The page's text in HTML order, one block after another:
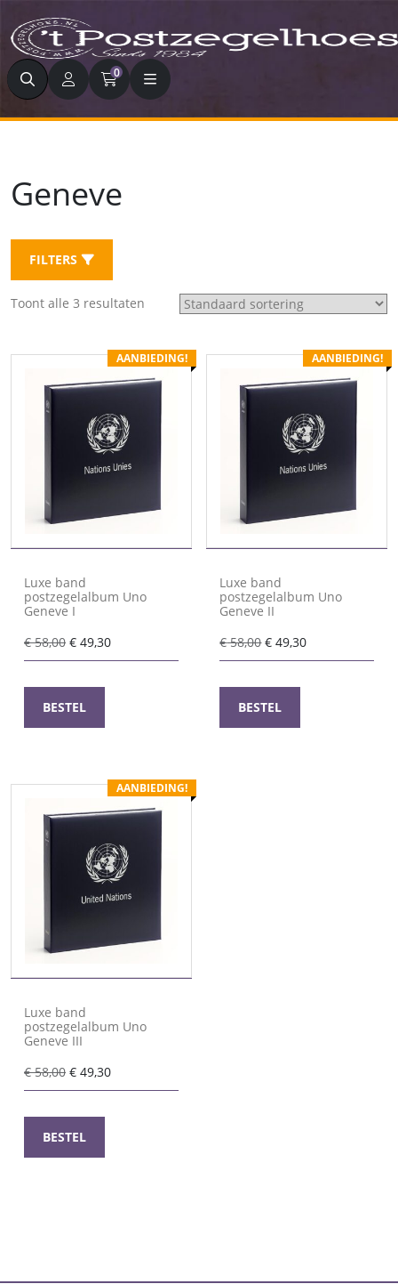
Zoeken 0
Geneve
FILTERS
Toont alle 3 resultaten
AANBIEDING!
Luxe band
postzegelalbum Uno
Geneve I
€58,00 Oorspronkelijke
prijs
€ 58,00.
€ 49,30Huidige
prijs
BESTEL
AANBIEDING!
Luxe band
postzegelalbum Uno
Geneve II
€58,00Oorspronkelijke
prijs
€ 58,00.
€ 49,30Huidige
prijs
BESTEL
AANBIEDING!
Luxe band
postzegelalbum Uno
Geneve III
€58,00 Oorspronkelijke
prijs
€ 58,00.
€ 49,30Huidige
prijs
BESTEL